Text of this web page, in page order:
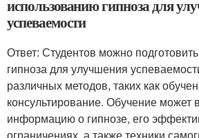
использованию гипноза для
успеваемости
Ответ: Студентов можно
гипноза для улучшения
различных методов, таких как
консультирование. Обучение может
информацию о гипнозе, его